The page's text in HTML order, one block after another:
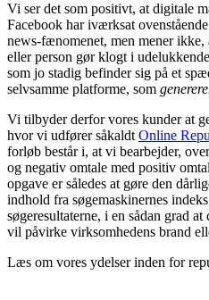
Vi ser det som positivt, at digitale
Facebook har iværksat
news-fænomenet, men mener ikke,
eller person gør klogt i
som jo stadig befinder sig på et
selvsamme platforme, som
Vi tilbyder derfor vores kunder at
hvor vi udfører såkaldt Online
forløb består i, at vi bearbejder,
og negativ omtale med positiv
opgave er således at gøre den
indhold fra søgemaskinernes
søgeresultaterne, i en sådan grad
vil påvirke virksomhedens brand
Læs om vores ydelser inden for